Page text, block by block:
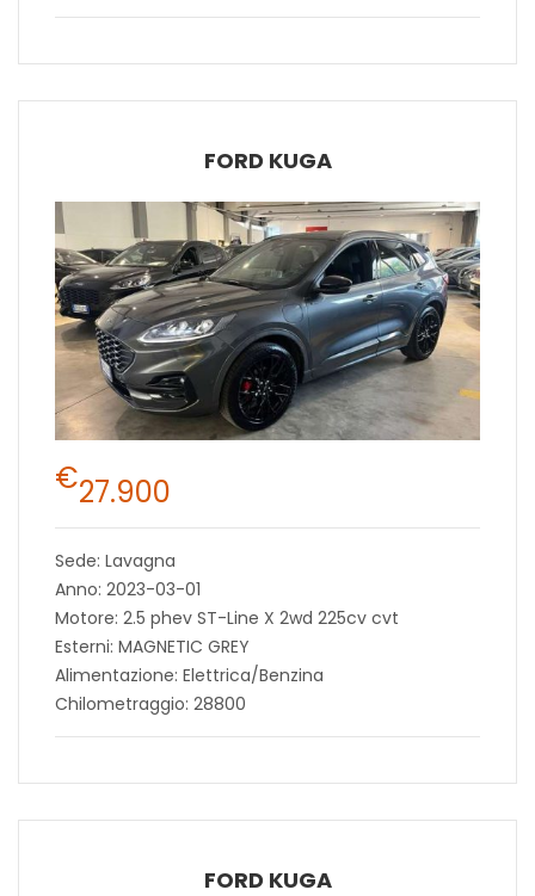
FORD KUGA
€27.900
Sede: Lavagna
Anno: 2023-03-01
Motore: 2.5 phev ST-Line X 2wd 225cv cvt
Esterni: MAGNETIC GREY
Alimentazione: Elettrica/Benzina
Chilometraggio: 28800
FORD KUGA